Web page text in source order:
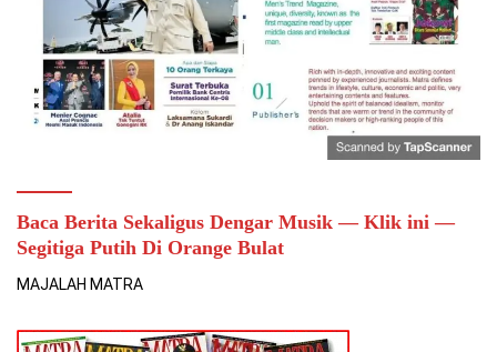
Baca Berita Sekaligus Dengar Musik — Klik ini —
Segitiga Putih Di Orange Bulat
MAJALAH MATRA